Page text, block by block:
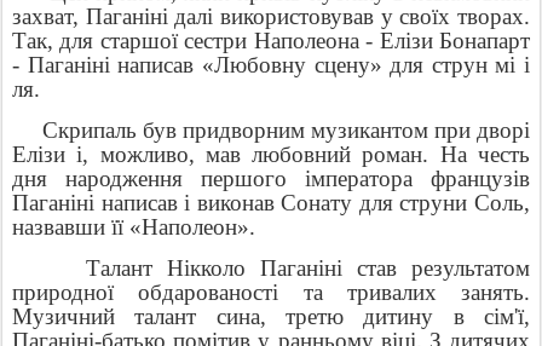
захват, Паганіні далі використовував у своїх творах.
Так, для старшої сестри Наполеона - Елізи Бонапарт
- Паганіні написав «Любовну сцену» для струн мі і
ля.
Скрипаль був придворним музикантом при дворі
Елізи і, можливо, мав любовний роман. На честь
дня народження першого імператора французів
Паганіні написав і виконав Сонату для струни Соль,
назвавши її «Наполеон».
Талант Нікколо Паганіні став результатом
природної обдарованості та тривалих занять.
Музичний талант сина, третю дитину в сім'ї,
Паганіні-батько помітив у ранньому віці. З дитячих